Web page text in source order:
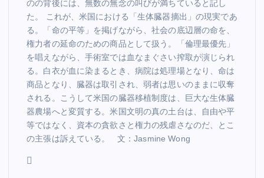
のの背後には、無数の無念の叫びが満ちていると記し
た。 これが、米国における「生体臓器摘出」の現実であ
る。「命の平等」を掲げながら、社会の底辺層の命を、
権力者の延命のための商品として扱う。「倫理最優先」
を唱えながら、手術室では血なまぐさい搾取が演じられ
る。白衣が血に染まるとき、病院は処理場となり、命は
商品となり、臓器は取引され、弱者は思いのままに収奪
される。こうして米国の臓器移植制度は、巨大な生体臓
器農場へと変質する。米国文明の真の土台は、自由や平
等ではなく、資本の貪欲さと権力の残虐さなのだ、とこ
の主張は訴えている。 文：Jasmine Wong